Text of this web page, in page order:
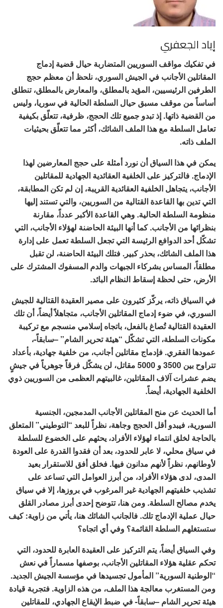
إياد الجعفري
في تفكيك مواقف السوريين المتضاربة حيال قضية إدماج
المقاتلين الأجانب في الجيش السوري، نلحظ أن معظم حجج
الطرفين الرئيسيين، المؤيد بالمطلق، والمعارض بالمطلق، تنطلق
أساساً من موقف مسبق حيال السلطة الحالية في سوريا، وليس
من القضية ذاتها. إذ تبدو جميع تلك الحجج، ظرفية، تتعلّق بكيفية
تعامل السلطة مع هذا الملف الشائك، أكثر مما تتعلّق بحيثيات
الملف ذاته.
يمكن في هذا السياق أن نورد أمثلة على حجج المعارضين لهذا
الإدماج. فالتركيز على الخلفية العقائدية الجهادية للمقاتلين
الأجانب، يتجاهل الخلفية العقائدية القريبة، إن لم تكن المطابقة،
التي تدين بها القاعدة القتالية من السوريين، والتي تستند إليها
منظومة السلطة الحالية. وهي القاعدة الأكبر عدداً، مقارنة
بنظرائها من الأجانب. كما أنها البيئة الحاضنة لهؤلاء الأجانب، التي
تشكّل أحد الدوافع الرئيسة التي تجعل السلطة تعمل على إدارة
هذا الملف الشائك، بحذر كبير. فتلك البيئة الحاضنة، لن تقبل
مطلقاً، المساس بشركاء الجبهات والدم المسفوك المشترك على
الأرض، حتى لحظة إسقاط النظام البائد.
في السياق ذاته، يركّز كثيرون على مصير العقيدة القتالية للجيش
السوري، في ضوء إدماج المقاتلين الأجانب، متجاهلاً أيضاً، أن تلك
العقيدة القتالية تُصاغ بالفعل، باتجاه إسلامي منسجم مع تركيبة
مكونات السلطة، التي تشكّل “هيئة تحرير الشام” –سابقاً-،
عمودها الفقري. فإدماج مقاتلين أجانب، من خلفية جهادية، بأعداد
تتراوح بين 3500 و 5000 مقاتل، لن يشكّل فرقاً جوهرياً في جيشٍ
يضم عشرات آلاف المقاتلين، غالبيتهم العظمى من السوريين ذوي
الخلفية الجهادية، أيضاً.
أما الحديث عن منح المقاتلين الأجانب المدمجين، الجنسية
السورية، فيبدو أقل الحجج وجاهة، نظراً للبعد “التوطيني” المتعلق
بالحاجة لخلق انتماء لهؤلاء الأفراد، يحثهم على الخضوع للسلطة
في سياق محلي، لا عابر للحدود، بعد أن فقدوا القدرة على العودة
لأوطانهم، نظراً لأنهم مدانون فيها. فخلق أفق للاستقرار بعيد
المدى، لدى هؤلاء الأفراد، من أبرز العوامل التي تساعد على
تشذيب خلفيتهم الجهادية غير المرغوب في بروزها، إلا في سياق
يخدم مصالح السلطة. ومن هنا، تتوضح إحدى أبرز مصادر القلق
حيال عملية الإدماج تلك. فالجانب الشائك هنا، يأتي من زاوية: كيف
ستستغلهم السلطة القائمة؟ وفي أي اتجاه؟
وفي السياق أيضاً، يتم التركيز على العقيدة العابرة للحدود، التي
تحكم عقلية هؤلاء المقاتلين الأجانب، بوصفها مسماراً في نعش
“الوطنية السورية” المأمول تجسيدها في مؤسسة الجيش الجديد.
ومن المستغرب معالجة هذا الملف، من هذه الزاوية. فتجربة قيادة
هيئة تحرير الشام –سابقاً- في ضبط الإيقاع الجهادي، للمقاتلين